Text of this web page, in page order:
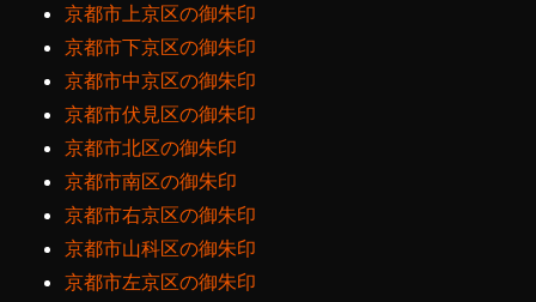
京都市上京区の御朱印
京都市下京区の御朱印
京都市中京区の御朱印
京都市伏見区の御朱印
京都市北区の御朱印
京都市南区の御朱印
京都市右京区の御朱印
京都市山科区の御朱印
京都市左京区の御朱印